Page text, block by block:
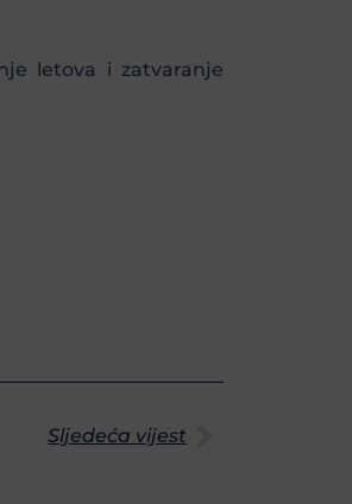
letova i zatvaranje
Sljedeća vijest